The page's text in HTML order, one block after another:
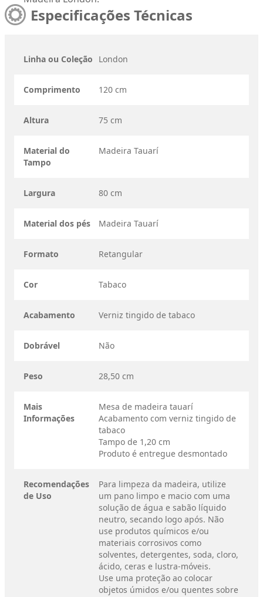
Especificações Técnicas
Linha ou Coleção London
Comprimento 120 cm
Altura 75 cm
Material do
Tampo
Madeira Tauarí
Largura 80 cm
Material dos pés Madeira Tauarí
Formato Retangular
Cor Tabaco
Acabamento Verniz tingido de tabaco
Dobrável Não
Peso 28,50 cm
Mais
Informações
Mesa de madeira tauarí
Acabamento com verniz tingido de
tabaco
Tampo de 1,20 cm
Produto é entregue desmontado
Recomendações
de Uso
Para limpeza da madeira, utilize
um pano limpo e macio com uma
solução de água e sabão líquido
neutro, secando logo após. Não
use produtos químicos e/ou
materiais corrosivos como
solventes, detergentes, soda, cloro,
ácido, ceras e lustra-móveis.
Use uma proteção ao colocar
objetos úmidos e/ou quentes sobre